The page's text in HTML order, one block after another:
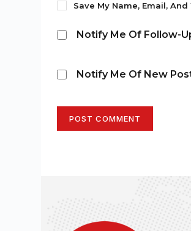
Save My Name, Email,
Notify Me Of Follow-
Notify Me Of New
POST COMMENT